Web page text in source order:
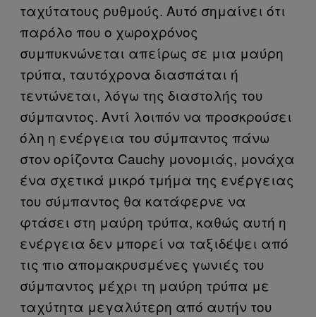
ταχύτατους ρυθμούς. Αυτό σημαίνει ότι
παρόλο που ο χωροχρόνος
συμπυκνώνεται απείρως σε μια μαύρη
τρύπα, ταυτόχρονα διασπάται ή
τεντώνεται, λόγω της διαστολής του
σύμπαντος. Αντί λοιπόν να προσκρούσει
όλη η ενέργεια του σύμπαντος πάνω
στον ορίζοντα Cauchy μονομιάς, μονάχα
ένα σχετικά μικρό τμήμα της ενέργειας
του σύμπαντος θα κατάφερνε να
φτάσει στη μαύρη τρύπα, καθώς αυτή η
ενέργεια δεν μπορεί να ταξιδέψει από
τις πιο απομακρυσμένες γωνιές του
σύμπαντος μέχρι τη μαύρη τρύπα με
ταχύτητα μεγαλύτερη από αυτήν του